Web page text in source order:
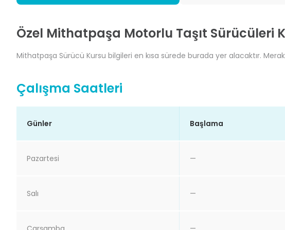
Özel Mithatpaşa Motorlu Taşıt Sürücüleri
Mithatpaşa Sürücü Kursu bilgileri en kısa sürede burada yer alacaktır.
Çalışma Saatleri
Günler Başlama
Pazartesi —
Salı —